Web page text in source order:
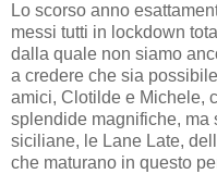
Lo scorso anno
messi tutti in lockdown
dalla quale non siamo
a credere che sia
amici, Clotilde e Michele,
splendide magnifiche, ma
siciliane, le Lane Late,
che maturano in questo